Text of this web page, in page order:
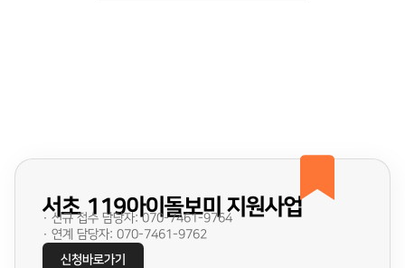
서초 119아이돌보미 지원사업
· 신규 접수 담당자: 070-7461-9764
· 연계 담당자: 070-7461-9762
신청바로가기